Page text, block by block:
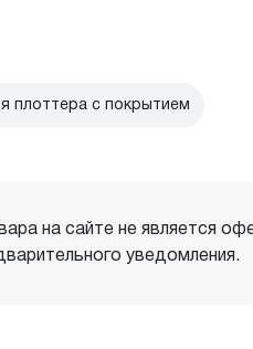
плоттера с покрытием
на сайте не является
уведомления.